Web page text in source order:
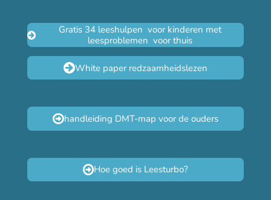
Gratis 34 leeshulpen voor kinderen met
leesproblemen voor thuis
White paper redzaamheidslezen
handleiding DMT-map voor de ouders
Hoe goed is Leesturbo?